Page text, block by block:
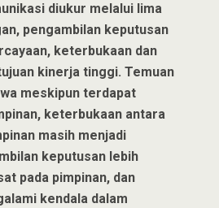
diukur melalui lima
pengambilan keputusan
keterbukaan dan
kinerja tinggi. Temuan
meskipun terdapat
keterbukaan antara
masih menjadi
keputusan lebih
pada pimpinan, dan
kendala dalam